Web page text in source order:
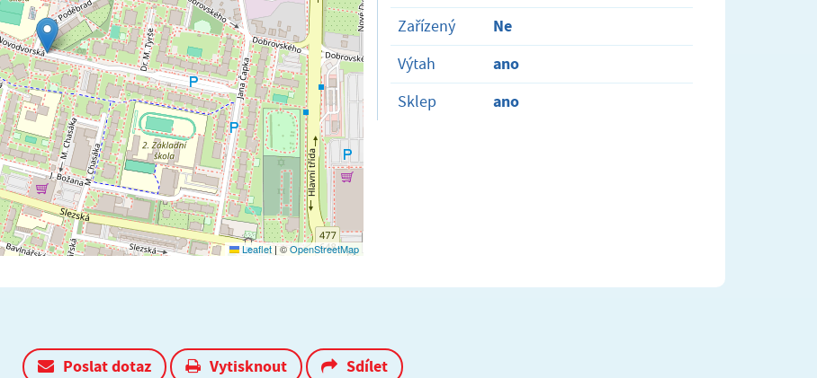
Leaflet |©OpenStreetMap
Zařízený Ne
Výtah ano
Sklep ano
Poslat dotaz Vytisknout Sdílet